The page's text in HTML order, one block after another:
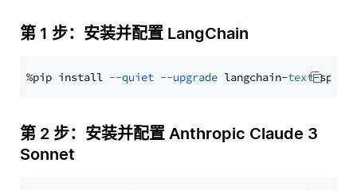
第 1 步：安装并配置 LangChain
%pip install --quiet --upgrade langchain-text
第 2 步：安装并配置 Anthropic Claude 3
Sonnet